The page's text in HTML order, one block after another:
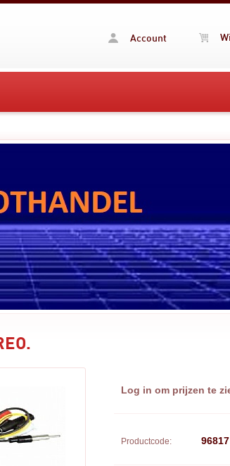
Account
Log in om prijzen te
Productcode: 96817